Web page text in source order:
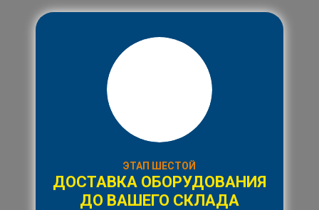
ЭТАП ШЕСТОЙ
ДОСТАВКА ОБОРУДОВАНИЯ
ДО ВАШЕГО СКЛАДА